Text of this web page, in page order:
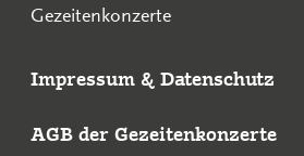
Gezeitenkonzerte
Impressum & Datenschutz
AGB der Gezeitenkonzerte